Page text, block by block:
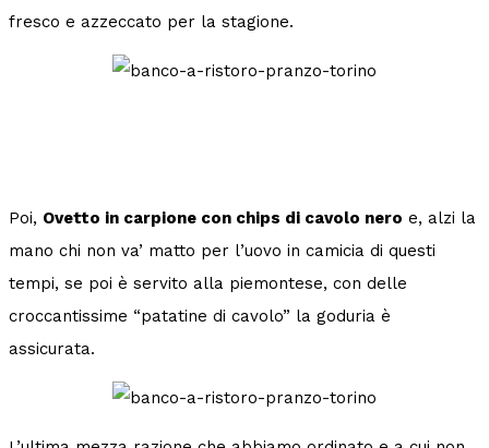
fresco e azzeccato per la stagione.
Poi, Ovetto in carpione con chips di cavolo nero e, alzi la
mano chi non va’ matto per l’uovo in camicia di questi
tempi, se poi è servito alla piemontese, con delle
croccantissime “patatine di cavolo” la goduria è
assicurata.